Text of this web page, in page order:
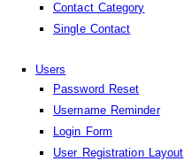
Contact Category
Single Contact
Users
Password Reset
Username Reminder
Login Form
User Registration Layout